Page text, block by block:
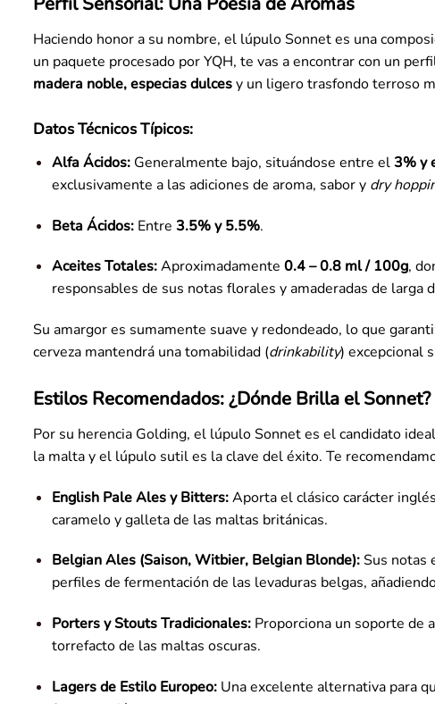
Haciendo honor a su nombre, el lúpulo Sonnet es una
un paquete procesado por YQH, te vas a encontrar con un
madera noble, especias dulcesy un ligero trasfondo terroso
Datos Técnicos Típicos:
Alfa Ácidos:Generalmente bajo, situándose entre el 3% y
exclusivamente a las adiciones de aroma, sabor y dry
Beta Ácidos:Entre 3.5% y 5.5%.
Aceites Totales:Aproximadamente 0.4 – 0.8 ml / 100g,
responsables de sus notas florales y amaderadas de larga
Su amargor es sumamente suave y redondeado, lo que
cerveza mantendrá una tomabilidad (drinkability) excepcional
Estilos Recomendados: ¿Dónde Brilla el Sonnet?
Por su herencia Golding, el lúpulo Sonnet es el candidato
la malta y el lúpulo sutil es la clave del éxito. Te
English Pale Ales y Bitters:Aporta el clásico carácter
caramelo y galleta de las maltas británicas.
Belgian Ales (Saison, Witbier, Belgian Blonde):Sus notas
perfiles de fermentación de las levaduras belgas,
Porters y Stouts Tradicionales:Proporciona un soporte de
torrefacto de las maltas oscuras.
Lagers de Estilo Europeo:Una excelente alternativa para